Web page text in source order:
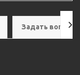
Задать вопрос